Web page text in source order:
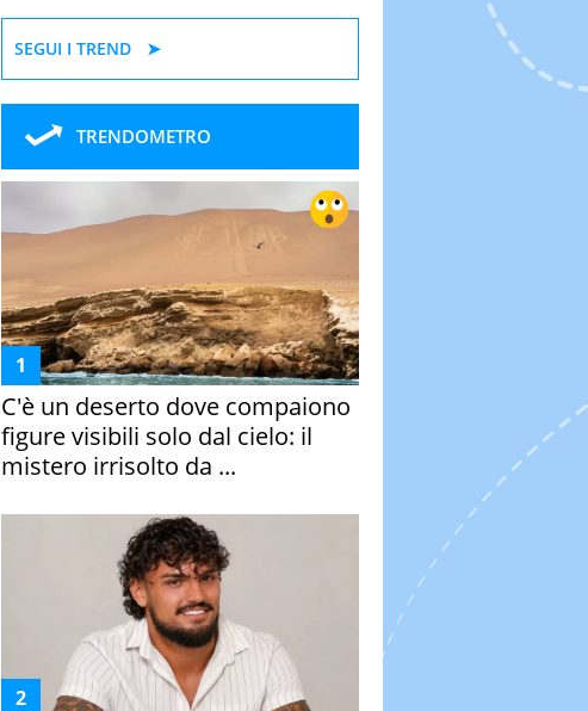
SEGUI I TREND
TRENDOMETRO
C'è un deserto dove compaiono
figure visibili solo dal cielo: il
mistero irrisolto da ...